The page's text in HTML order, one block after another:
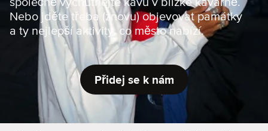
u
společně vychutnejte kávu v blízké kavárně.
Nebo jděte třeba (znovu) objevovat památky
a ty nejlepší aktivity, co město nabízí.
Přidej se k nám